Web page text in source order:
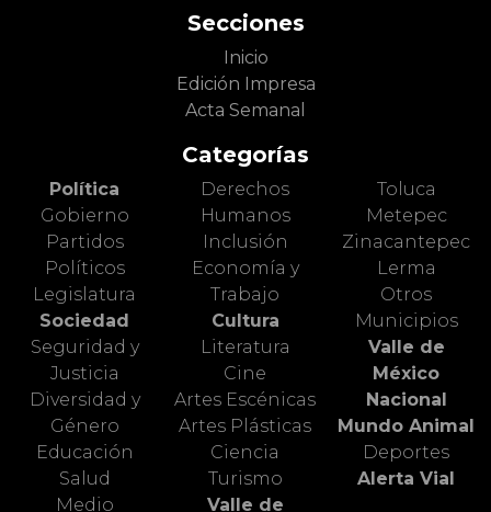
Secciones
Inicio
Edición Impresa
Acta Semanal
Categorías
Política
Gobierno
Partidos
Políticos
Legislatura
Sociedad
Seguridad y
Justicia
Diversidad y
Género
Educación
Salud
Medio
Derechos
Humanos
Inclusión
Economía y
Trabajo
Cultura
Literatura
Cine
Artes Escénicas
Artes Plásticas
Ciencia
Turismo
Valle de
Toluca
Metepec
Zinacantepec
Lerma
Otros
Municipios
Valle de
México
Nacional
Mundo Animal
Deportes
Alerta Vial